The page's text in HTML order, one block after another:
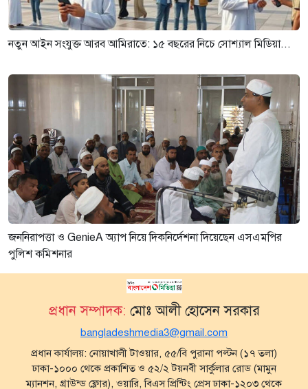
নতুন আইন সংযুক্ত আরব আমিরাতে: ১৫ বছরের নিচে সোশ্যাল মিডিয়া...
জননিরাপত্তা ও GenieA অ্যাপ নিয়ে দিকনির্দেশনা দিয়েছেন এসএমপির
পুলিশ কমিশনার
প্রধান সম্পাদক: মোঃ আলী হোসেন সরকার
bangladeshmedia3@gmail.com
প্রধান কার্যালয়: নোয়াখালী টাওয়ার, ৫৫/বি পুরানা পল্টন (১৭ তলা)
ঢাকা-১০০০ থেকে প্রকাশিত ও ৫২/২ টয়নবী সার্কুলার রোড (মামুন
ম্যানশন, গ্রাউন্ড ফ্লোর), ওয়ারি, বিএস প্রিন্টিং প্রেস ঢাকা-১২০৩ থেকে